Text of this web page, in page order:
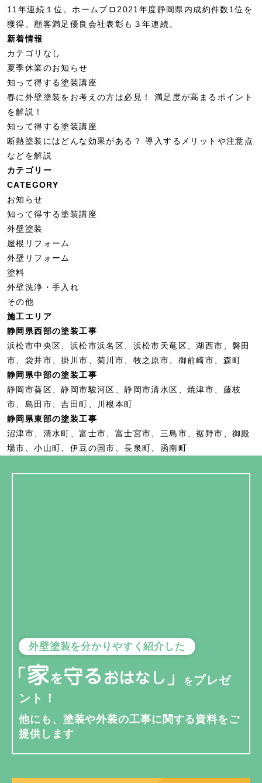
11年連続１位。ホームプロ2021年度静岡県内成約件数1位を
獲得。顧客満足優良会社表彰も３年連続。
新着情報
カテゴリなし
夏季休業のお知らせ
知って得する塗装講座
春に外壁塗装をお考えの方は必見！ 満足度が高まるポイント
を解説！
知って得する塗装講座
断熱塗装にはどんな効果がある？ 導入するメリットや注意点
などを解説
カテゴリー
CATEGORY
お知らせ
知って得する塗装講座
外壁塗装
屋根リフォーム
外壁リフォーム
塗料
外壁洗浄・手入れ
その他
施工エリア
静岡県西部の塗装工事
浜松市中央区、浜松市浜名区、浜松市天竜区、湖⻄市、磐田
市、袋井市、掛川市、菊川市、牧之原市、御前崎市、森町
静岡県中部の塗装工事
静岡市葵区、静岡市駿河区、静岡市清水区、焼津市、藤枝
市、島田市、吉田町、川根本町
静岡県東部の塗装工事
沼津市、清水町、富士市、富士宮市、三島市、裾野市、御殿
場市、小山町、伊豆の国市、⻑泉町、函南町
外壁塗装を分かりやすく紹介した
をプレゼ
ント！
他にも、塗装や外装の工事に関する資料を ご
提供します